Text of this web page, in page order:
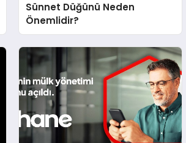
Sünnet Düğünü Neden
Önemlidir?